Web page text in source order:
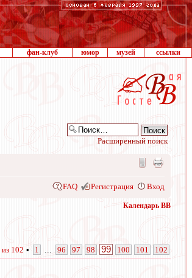
фан-клуб юмор музей ссылки
Расширенный поиск
FAQ Регистрация Вход
Календарь ВВ
из 102 • 1 96 97 98 99 100 101 102